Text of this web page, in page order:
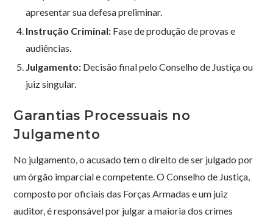
apresentar sua defesa preliminar.
Instrução Criminal: Fase de produção de provas e
audiências.
Julgamento: Decisão final pelo Conselho de Justiça ou
juiz singular.
Garantias Processuais no
Julgamento
No julgamento, o acusado tem o direito de ser julgado por
um órgão imparcial e competente. O Conselho de Justiça,
composto por oficiais das Forças Armadas e um juiz
auditor, é responsável por julgar a maioria dos crimes